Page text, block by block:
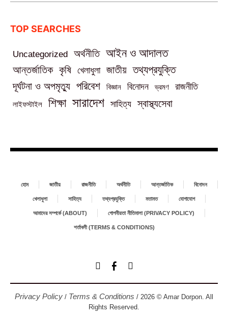
TOP SEARCHES
Uncategorized অর্থনীতি আইন ও আদালত
আন্তর্জাতিক কৃষি খেলাধুলা জাতীয় তথ্যপ্রযুক্তি
দূর্ঘটনা ও অপমৃত্যু পরিবেশ বিজ্ঞান বিনোদন ভ্রমণ রাজনীতি
লাইফস্টাইল শিক্ষা সারাদেশ সাহিত্য স্বাস্থ্যসেবা
হোম জাতীয় রাজনীতি অর্থনীতি আন্তর্জাতিক বিনোদন
খেলাধুলা সাহিত্য তথ্যপ্রযুক্তি মতামত যোগাযোগ
আমাদের সম্পর্কে (ABOUT) গোপনীয়তা নীতিমালা (PRIVACY POLICY)
শর্তাবলী (TERMS & CONDITIONS)
Privacy Policy / Terms & Conditions / 2026 © Amar Dorpon. All
Rights Reserved.